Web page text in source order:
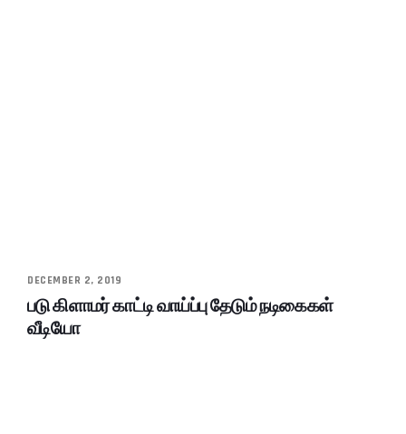
DECEMBER 2, 2019
படு கிளாமர் காட்டி வாய்ப்பு தேடும் நடிகைகள்
வீடியோ